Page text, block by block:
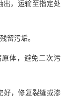
出，运输至指定处
留污垢。
体，避免二次污
好，修复裂缝或渗